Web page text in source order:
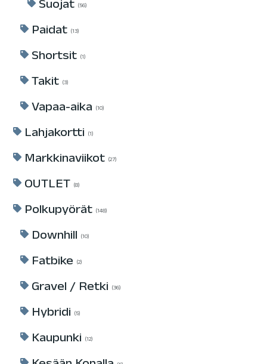
Suojat 56
Paidat 13
Shortsit 1
Takit 3
Vapaa-aika 10
Lahjakortti 1
Markkinaviikot 27
OUTLET 8
Polkupyörät 148
Downhill 10
Fatbike 2
Gravel / Retki 36
Hybridi 5
Kaupunki 12